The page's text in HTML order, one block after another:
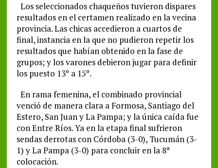
Los seleccionados chaqueños tuvieron dispares
resultados en el certamen realizado en la vecina
provincia. Las chicas accedieron a cuartos de
final, instancia en la que no pudieron repetir los
resultados que habían obtenido en la fase de
grupos; y los varones debieron jugar para definir
los puesto 13º a 15º.
En rama femenina, el combinado provincial
venció de manera clara a Formosa, Santiago del
Estero, San Juan y La Pampa; y la única caída fue
con Entre Ríos. Ya en la etapa final sufrieron
sendas derrotas con Córdoba (3-0), Tucumán (3-
1) y La Pampa (3-0) para concluir en la 8ª
colocación.